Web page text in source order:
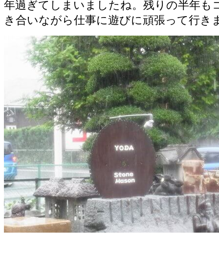
年過ぎてしまいましたね。残りの半年も
き合いながら仕事に遊びに頑張って行き